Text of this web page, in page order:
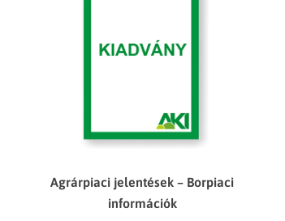
Agrárpiaci jelentések – Borpiaci
információk